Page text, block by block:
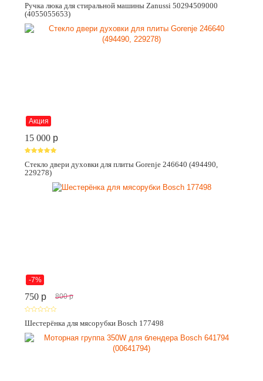
Ручка люка для стиральной машины Zanussi 50294509000
(4055055653)
Акция
15 000 p
Стекло двери духовки для плиты Gorenje 246640 (494490,
229278)
-7%
750 p 800 p
Шестерёнка для мясорубки Bosch 177498